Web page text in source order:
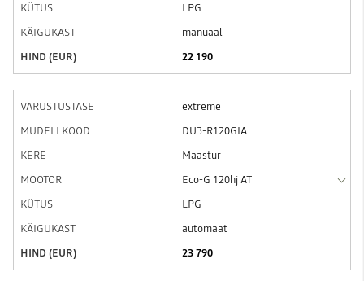
LPG
manuaal
22 190
extreme
DU3-R120GIA
Maastur
Eco-G 120hj AT
LPG
automaat
23 790